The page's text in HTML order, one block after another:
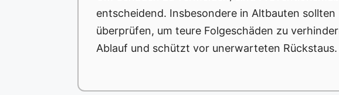
entscheidend. Insbesondere in Altbauten
überprüfen, um teure Folgeschäden zu
Ablauf und schützt vor unerwarteten Rückstaus.